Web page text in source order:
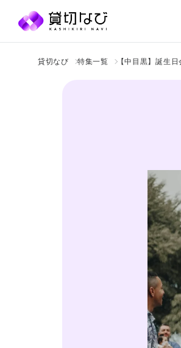
貸切なび 特集一覧 【中目黒】誕生